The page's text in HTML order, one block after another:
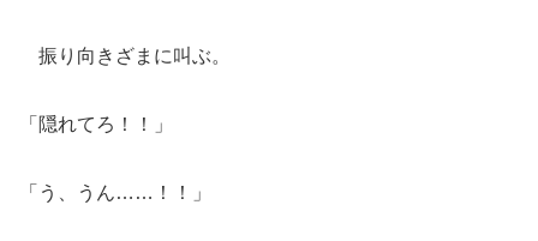
振り向きざまに叫ぶ。
「隠れてろ！！」
「う、うん……！！」